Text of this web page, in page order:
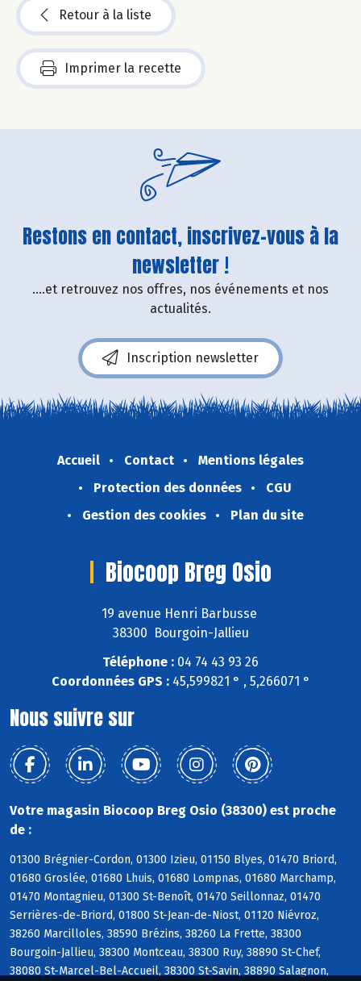
Retour à la liste
Imprimer la recette
Restons en contact, inscrivez-vous à la
newsletter !
....et retrouvez nos offres, nos événements et nos
actualités.
Inscription newsletter
Accueil Contact
Mentions légales
Protection des données
CGU
Gestion des cookies
Plan du site
Biocoop Breg Osio
19 avenue Henri Barbusse
38300 Bourgoin-Jallieu
Téléphone : 04 74 43 93 26
Coordonnées GPS :45,599821 ° , 5,266071 °
Nous suivre sur
Votre magasin Biocoop Breg Osio (38300) est proche
de :
01300 Brégnier-Cordon, 01300 Izieu, 01150 Blyes, 01470 Briord,
01680 Groslée, 01680 Lhuis, 01680 Lompnas, 01680 Marchamp,
01470 Montagnieu, 01300 St-Benoît, 01470 Seillonnaz, 01470
Serrières-de-Briord, 01800 St-Jean-de-Niost, 01120 Niévroz,
38260 Marcilloles, 38590 Brézins, 38260 La Frette, 38300
Bourgoin-Jallieu, 38300 Montceau, 38300 Ruy, 38890 St-Chef,
38080 St-Marcel-Bel-Accueil, 38300 St-Savin, 38890 Salagnon,